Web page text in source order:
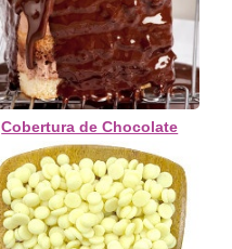
Cobertura de Chocolate